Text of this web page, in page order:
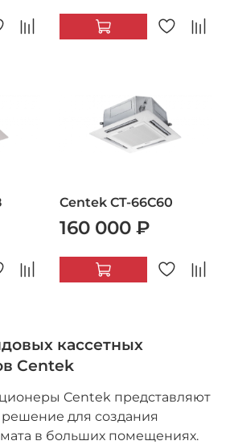
Centek CT-66C60
160 000 ₽
кассетных
Centek
Centek представляют
для создания
в больших помещениях.